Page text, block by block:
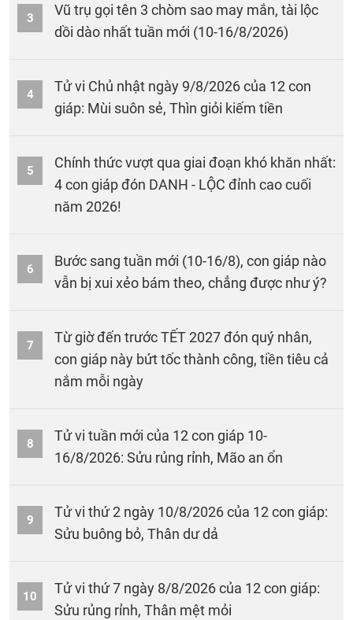
3
Vũ trụ gọi tên 3 chòm sao may mắn, tài lộc
dồi dào nhất tuần mới (10-16/8/2026)
4
Tử vi Chủ nhật ngày 9/8/2026 của 12 con
giáp: Mùi suôn sẻ, Thìn giỏi kiếm tiền
5
Chính thức vượt qua giai đoạn khó khăn nhất:
4 con giáp đón DANH - LỘC đỉnh cao cuối
năm 2026!
6
Bước sang tuần mới (10-16/8), con giáp nào
vẫn bị xui xẻo bám theo, chẳng được như ý?
7
Từ giờ đến trước TẾT 2027 đón quý nhân,
con giáp này bứt tốc thành công, tiền tiêu cả
nắm mỗi ngày
8
Tử vi tuần mới của 12 con giáp 10-
16/8/2026: Sửu rủng rỉnh, Mão an ổn
9
Tử vi thứ 2 ngày 10/8/2026 của 12 con giáp:
Sửu buông bỏ, Thân dư dả
10
Tử vi thứ 7 ngày 8/8/2026 của 12 con giáp:
Sửu rủng rỉnh, Thân mệt mỏi